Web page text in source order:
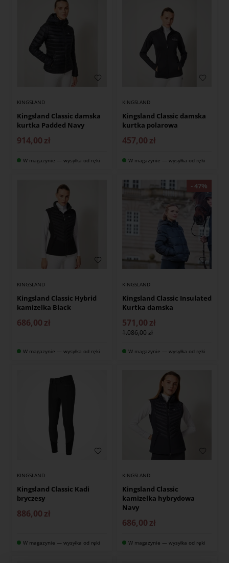
KINGSLAND
Kingsland Classic damska
kurtka Padded Navy
914,00 zł
W magazynie — wysyłka od ręki
KINGSLAND
Kingsland Classic damska
kurtka polarowa
457,00 zł
W magazynie — wysyłka od ręki
KINGSLAND
Kingsland Classic Hybrid
kamizelka Black
686,00 zł
W magazynie — wysyłka od ręki
KINGSLAND
Kingsland Classic Insulated
Kurtka damska
571,00 zł
1.086,00
W magazynie — wysyłka od ręki
KINGSLAND
Kingsland Classic Kadi
bryczesy
886,00 zł
W magazynie — wysyłka od ręki
KINGSLAND
Kingsland Classic
kamizelka hybrydowa
Navy
686,00 zł
W magazynie — wysyłka od ręki